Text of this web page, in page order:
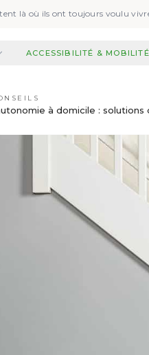
là où ils ont toujours voulu
ACCESSIBILITÉ & MOBILITÉ
à domicile :